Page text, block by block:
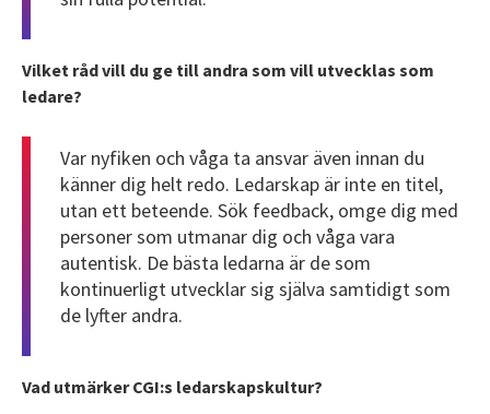
Vilket råd vill du ge till andra som vill utvecklas som
ledare?
Var nyfiken och våga ta ansvar även innan du
känner dig helt redo. Ledarskap är inte en titel,
utan ett beteende. Sök feedback, omge dig med
personer som utmanar dig och våga vara
autentisk. De bästa ledarna är de som
kontinuerligt utvecklar sig själva samtidigt som
de lyfter andra.
Vad utmärker CGI:s ledarskapskultur?